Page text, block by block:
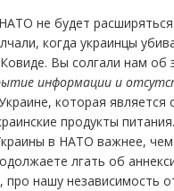
не будет расширяться.
когда украинцы
Вы солгали нам об
информации и
которая является
продукты питания.
в НАТО важнее,
лгать об
нашу независимость